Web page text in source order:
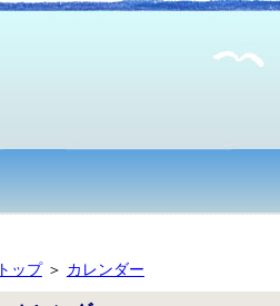
トップ＞ カレンダー